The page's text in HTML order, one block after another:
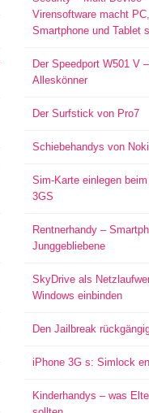
Virensoftware macht
Smartphone und Tablet
Der Speedport W501 V
Alleskönner
Der Surfstick von Pro7
Schiebehandys von
Sim-Karte einlegen
3GS
Rentnerhandy –
Junggebliebene
SkyDrive als
Windows einbinden
Den Jailbreak
iPhone 3G s: Simlock
Kinderhandys – was